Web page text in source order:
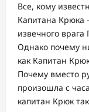
Все, кому
Капитана Крюка
извечного
Однако почему
как Капитан
Почему вместо
произошла с
капитан Крюк